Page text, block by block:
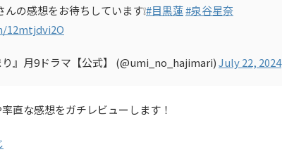
の感想をお待ちしています❕#目黒蓮#泉谷星奈
12mtjdvi2O
』月9ドラマ【公式】 (@umi_no_hajimari)July 22, 2024
直な感想をガチレビューします！